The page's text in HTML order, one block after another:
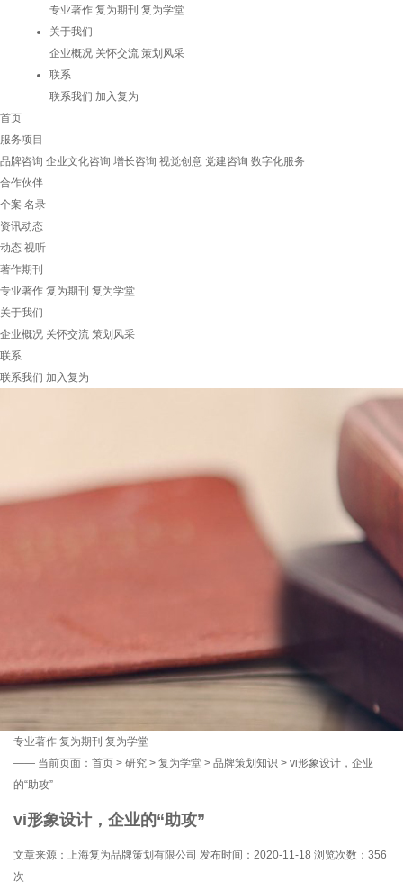
专业著作 复为期刊 复为学堂
关于我们
企业概况 关怀交流 策划风采
联系
联系我们 加入复为
首页
服务项目
品牌咨询 企业文化咨询 增长咨询 视觉创意 党建咨询 数字化服务
合作伙伴
个案 名录
资讯动态
动态 视听
著作期刊
专业著作 复为期刊 复为学堂
关于我们
企业概况 关怀交流 策划风采
联系
联系我们 加入复为
专业著作 复为期刊 复为学堂
—— 当前页面： 首页 > 研究 > 复为学堂 > 品牌策划知识 > vi形象设计，企业
的“助攻”
vi形象设计，企业的“助攻”
文章来源：上海复为品牌策划有限公司 发布时间：2020-11-18 浏览次数： 356
次